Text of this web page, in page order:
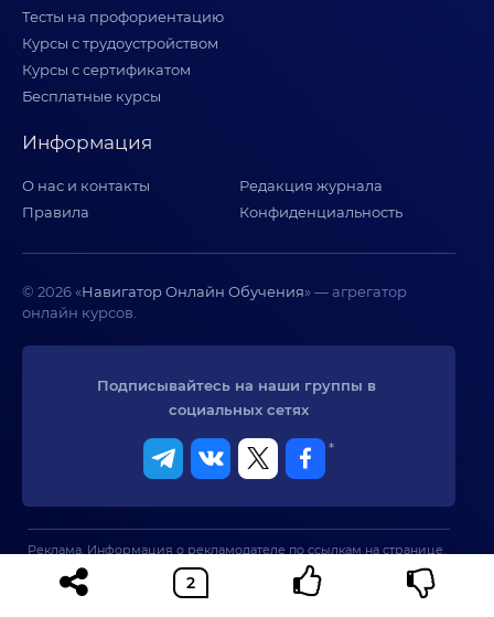
Тесты на профориентацию
Курсы с трудоустройством
Курсы с сертификатом
Бесплатные курсы
Информация
О нас и контакты
Редакция журнала
Правила
Конфиденциальность
© 2026 «Навигатор Онлайн Обучения» — агрегатор
онлайн курсов.
Подписывайтесь на наши группы в
социальных сетях
*
Реклама. Информация о рекламодателе по ссылкам на странице.
Сервис не оказывает образовательных услуг. При использовании
материалов сайта активная ссылка на сайт обязательна.
* Meta - признана экстремистской организацией и запрещена в